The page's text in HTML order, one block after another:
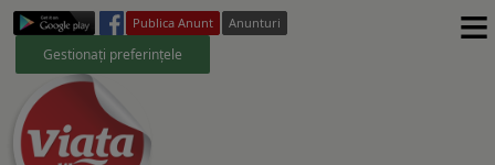
Publica Anunt Anunturi
Gestionați preferințele ≡